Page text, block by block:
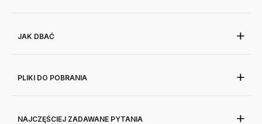
JAK DBAĆ
PLIKI DO POBRANIA
NAJCZĘŚCIEJ ZADAWANE PYTANIA